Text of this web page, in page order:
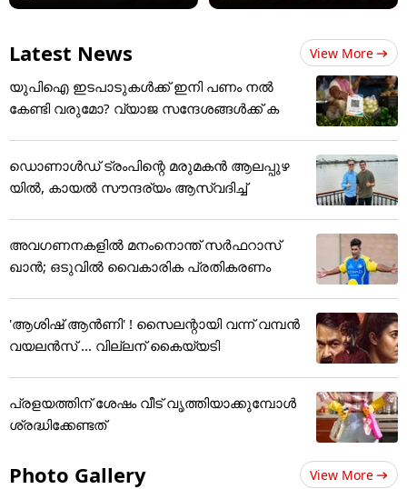
Latest News View More
യുപിഐ ഇടപാടുകൾക്ക് ഇനി പണം നൽ
കേണ്ടി വരുമോ? വ്യാജ സന്ദേശങ്ങൾക്ക് ക
ഡൊണാൾ‍ഡ് ട്രംപിന്റെ മരുമകൻ ആലപ്പുഴ
യിൽ, കായൽ സൗന്ദര്യം ആസ്വദിച്ച്
അവഗണനകളില്‍ മനംനൊന്ത് സര്‍ഫറാസ്
ഖാന്‍; ഒടുവില്‍ വൈകാരിക പ്രതികരണം
'ആശിഷ് ആൻണി' ! സൈലന്റായി വന്ന് വമ്പൻ
വയലൻസ് ... വില്ലന് കൈയ്യടി
പ്രളയത്തിന് ശേഷം വീട് വൃത്തിയാക്കുമ്പോൾ
ശ്രദ്ധിക്കേണ്ടത്
Photo Gallery View More